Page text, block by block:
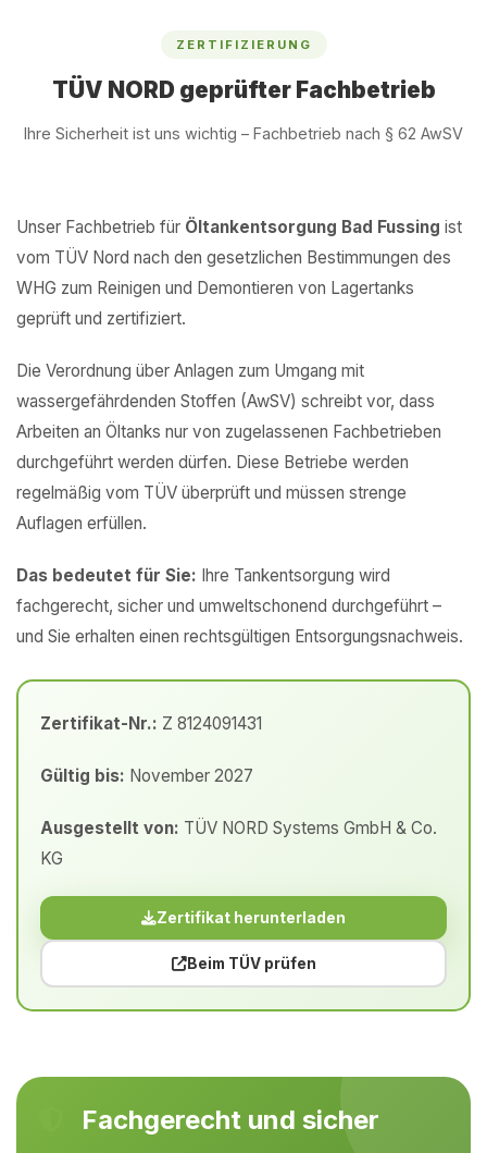
ZERTIFIZIERUNG
TÜV NORD geprüfter Fachbetrieb
Ihre Sicherheit ist uns wichtig – Fachbetrieb nach § 62 AwSV
Unser Fachbetrieb für Öltankentsorgung Bad Fussing ist
vom TÜV Nord nach den gesetzlichen Bestimmungen des
WHG zum Reinigen und Demontieren von Lagertanks
geprüft und zertifiziert.
Die Verordnung über Anlagen zum Umgang mit
wassergefährdenden Stoffen (AwSV) schreibt vor, dass
Arbeiten an Öltanks nur von zugelassenen Fachbetrieben
durchgeführt werden dürfen. Diese Betriebe werden
regelmäßig vom TÜV überprüft und müssen strenge
Auflagen erfüllen.
Das bedeutet für Sie: Ihre Tankentsorgung wird
fachgerecht, sicher und umweltschonend durchgeführt –
und Sie erhalten einen rechtsgültigen Entsorgungsnachweis.
Zertifikat-Nr.: Z 8124091431
Gültig bis: November 2027
Ausgestellt von: TÜV NORD Systems GmbH & Co.
KG
Zertifikat herunterladen
Beim TÜV prüfen
Fachgerecht und sicher